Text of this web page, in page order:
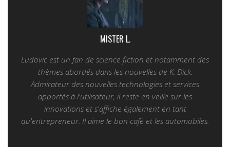
MISTER L.
Ludovic est un fan de science fiction et notamment des
thèmes abordés dans les nouvelles de K. Dick.
Admirateur des nouvelles technologies et services
apportés à l'utilisateur, il reste en veille sur les
innovations et s'affiche également en tant
qu'entrepreneur. Il aime le bon café et les automobiles.